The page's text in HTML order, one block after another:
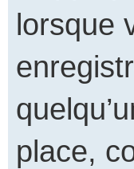
lorsque
place,